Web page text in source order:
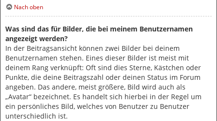
Nach oben
Was sind das für Bilder, die bei meinem Benutzernamen
angezeigt werden?
In der Beitragsansicht können zwei Bilder bei deinem
Benutzernamen stehen. Eines dieser Bilder ist meist mit
deinem Rang verknüpft: Oft sind dies Sterne, Kästchen oder
Punkte, die deine Beitragszahl oder deinen Status im Forum
angeben. Das andere, meist größere, Bild wird auch als
„Avatar“ bezeichnet. Es handelt sich hierbei in der Regel um
ein persönliches Bild, welches von Benutzer zu Benutzer
unterschiedlich ist.